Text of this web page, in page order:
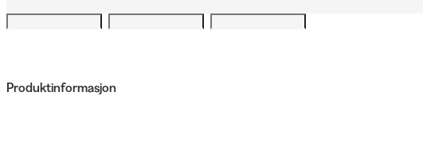
Produktinformasjon